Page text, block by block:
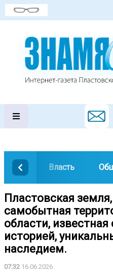
Власть
Пластовская
самобытная
области, известная
историей,
наследием.
07:32 16.06.2026